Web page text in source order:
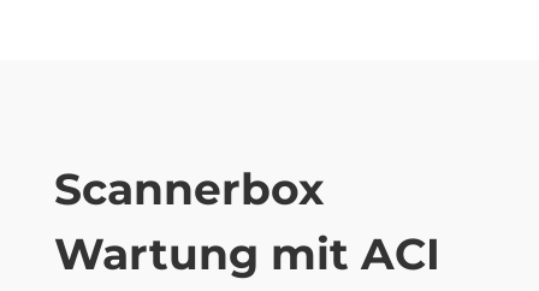
Scannerbox
Wartung mit ACI